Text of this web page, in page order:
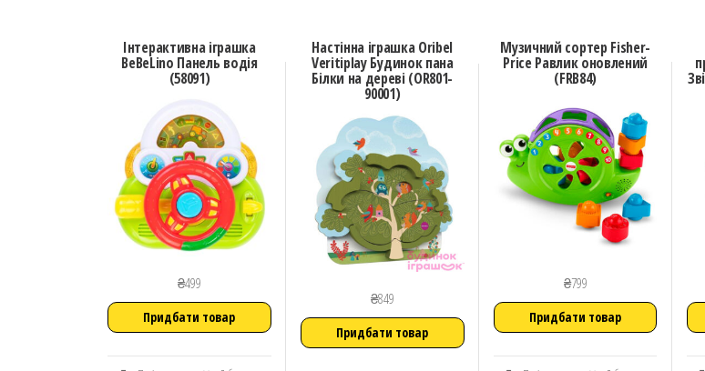
Інтерактивна іграшка
BeBeLino Панель водія
(58091)
₴499
Придбати товар
Настінна іграшка Oribel
Veritiplay Будинок пана
Білки на дереві (OR801-
90001)
₴849
Придбати товар
Музичний сортер Fisher-
Price Равлик оновлений
(FRB84)
₴799
Придбати товар